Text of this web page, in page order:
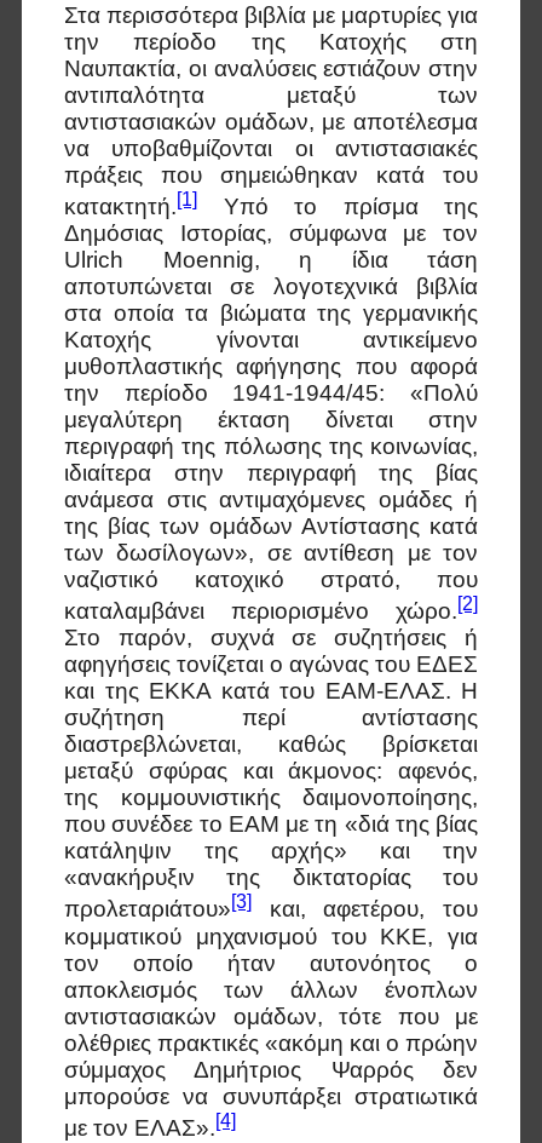
Στα περισσότερα βιβλία με μαρτυρίες για
την περίοδο της Κατοχής στη
Ναυπακτία, οι αναλύσεις εστιάζουν στην
αντιπαλότητα μεταξύ των
αντιστασιακών ομάδων, με αποτέλεσμα
να υποβαθμίζονται οι αντιστασιακές
πράξεις που σημειώθηκαν κατά του
κατακτητή.[1]
Υπό το πρίσμα της
Δημόσιας Ιστορίας, σύμφωνα με τον
Ulrich Moennig, η ίδια τάση
αποτυπώνεται σε λογοτεχνικά βιβλία
στα οποία τα βιώματα της γερμανικής
Κατοχής γίνονται αντικείμενο
μυθοπλαστικής αφήγησης που αφορά
την περίοδο 1941-1944/45: «Πολύ
μεγαλύτερη έκταση δίνεται στην
περιγραφή της πόλωσης της κοινωνίας,
ιδιαίτερα στην περιγραφή της βίας
ανάμεσα στις αντιμαχόμενες ομάδες ή
της βίας των ομάδων Αντίστασης κατά
των δωσίλογων», σε αντίθεση με τον
ναζιστικό κατοχικό στρατό, που
καταλαμβάνει περιορισμένο χώρο.[2]
Στο παρόν, συχνά σε συζητήσεις ή
αφηγήσεις τονίζεται ο αγώνας του ΕΔΕΣ
και της ΕΚΚΑ κατά του ΕΑΜ-ΕΛΑΣ. Η
συζήτηση περί αντίστασης
διαστρεβλώνεται, καθώς βρίσκεται
μεταξύ σφύρας και άκμονος: αφενός,
της κομμουνιστικής δαιμονοποίησης,
που συνέδεε το ΕΑΜ με τη «διά της βίας
κατάληψιν της αρχής» και την
«ανακήρυξιν της δικτατορίας του
προλεταριάτου»[3]
και, αφετέρου, του
κομματικού μηχανισμού του ΚΚΕ, για
τον οποίο ήταν αυτονόητος ο
αποκλεισμός των άλλων ένοπλων
αντιστασιακών ομάδων, τότε που με
ολέθριες πρακτικές «ακόμη και ο πρώην
σύμμαχος Δημήτριος Ψαρρός δεν
μπορούσε να συνυπάρξει στρατιωτικά
με τον ΕΛΑΣ».[4]